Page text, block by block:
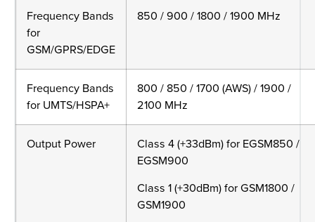
Frequency Bands
for
GSM/GPRS/EDGE
850 / 900 / 1800 / 1900 MHz
Frequency Bands
for UMTS/HSPA+
800 / 850 / 1700 (AWS) / 1900 /
2100 MHz
Output Power
Class 4 (+33dBm) for EGSM850 /
EGSM900
Class 1 (+30dBm) for GSM1800 /
GSM1900